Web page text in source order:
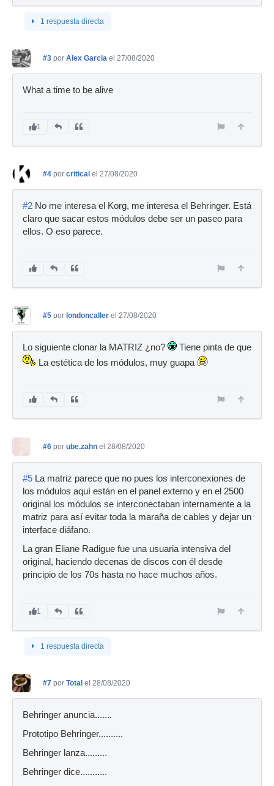
1 respuesta directa
#3 por Alex Garcia el 27/08/2020
What a time to be alive
1
#4 por critical el 27/08/2020
#2 No me interesa el Korg, me interesa el Behringer. Está
claro que sacar estos módulos debe ser un paseo para
ellos. O eso parece.
#5 por londoncaller el 27/08/2020
Lo siguiente clonar la MATRIZ ¿no?
Tiene pinta de que
La estética de los módulos, muy guapa
#6 por ube.zahn el 28/08/2020
#5 La matriz parece que no pues los interconexiones de
los módulos aquí están en el panel externo y en el 2500
original los módulos se interconectaban internamente a la
matriz para así evitar toda la maraña de cables y dejar un
interface diáfano.
La gran Eliane Radigue fue una usuaria intensiva del
original, haciendo decenas de discos con él desde
principio de los 70s hasta no hace muchos años.
1
1 respuesta directa
#7 por Total el 28/08/2020
Behringer anuncia.......
Prototipo Behringer..........
Behringer lanza.........
Behringer dice...........